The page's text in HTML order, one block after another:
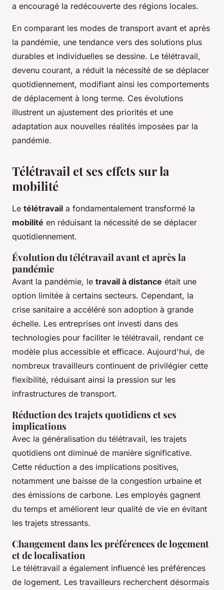
a encouragé la redécouverte des régions locales.
En comparant les modes de transport avant et après
la pandémie, une tendance vers des solutions plus
durables et individuelles se dessine. Le télétravail,
devenu courant, a réduit la nécessité de se déplacer
quotidiennement, modifiant ainsi les comportements
de déplacement à long terme. Ces évolutions
illustrent un ajustement des priorités et une
adaptation aux nouvelles réalités imposées par la
pandémie.
Télétravail et ses effets sur la
mobilité
Le télétravail a fondamentalement transformé la
mobilité en réduisant la nécessité de se déplacer
quotidiennement.
Évolution du télétravail avant et après la
pandémie
Avant la pandémie, le travail à distance était une
option limitée à certains secteurs. Cependant, la
crise sanitaire a accéléré son adoption à grande
échelle. Les entreprises ont investi dans des
technologies pour faciliter le télétravail, rendant ce
modèle plus accessible et efficace. Aujourd'hui, de
nombreux travailleurs continuent de privilégier cette
flexibilité, réduisant ainsi la pression sur les
infrastructures de transport.
Réduction des trajets quotidiens et ses
implications
Avec la généralisation du télétravail, les trajets
quotidiens ont diminué de manière significative.
Cette réduction a des implications positives,
notamment une baisse de la congestion urbaine et
des émissions de carbone. Les employés gagnent
du temps et améliorent leur qualité de vie en évitant
les trajets stressants.
Changement dans les préférences de logement
et de localisation
Le télétravail a également influencé les préférences
de logement. Les travailleurs recherchent désormais